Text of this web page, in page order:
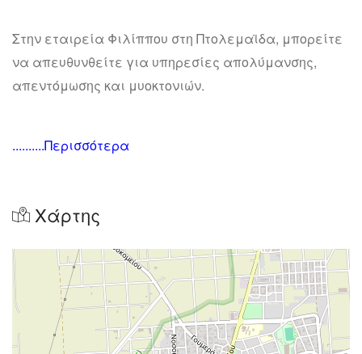
Στην εταιρεία Φιλίππου στη Πτολεμαϊδα, μπορείτε
να απευθυνθείτε για υπηρεσίες απολύμανσης,
απεντόμωσης και μυοκτονιών.
..........Περισσότερα
Χάρτης